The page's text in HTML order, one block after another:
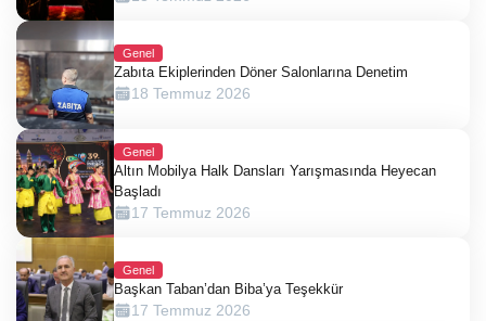
Genel
Zabıta Ekiplerinden Döner Salonlarına Denetim
18 Temmuz 2026
Genel
Altın Mobilya Halk Dansları Yarışmasında Heyecan
Başladı
17 Temmuz 2026
Genel
Başkan Taban’dan Biba’ya Teşekkür
17 Temmuz 2026